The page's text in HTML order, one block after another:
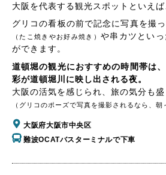
大阪を代表する観光スポットといえば
グリコの看板の前で記念に写真を撮
（たこ焼きやお好み焼き） や串カツとい
ができます。
道頓堀の観光におすすめの時間帯は
彩が道頓堀川に映し出される夜。
大阪の活気を感じられ、旅の気分も盛
（グリコのポーズで写真を撮影されるなら、朝
大阪府大阪市中央区
難波OCATバスターミナルで下車